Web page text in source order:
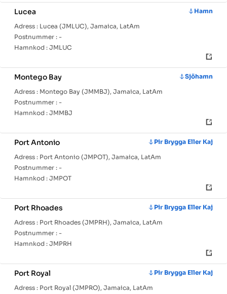
Lucea
Hamn
Adress : Lucea (JMLUC), Jamaica, LatAm
Postnummer : -
Hamnkod : JMLUC
Montego Bay
Sjöhamn
Adress : Montego Bay (JMMBJ), Jamaica, LatAm
Postnummer : -
Hamnkod : JMMBJ
Port Antonio
Pir Brygga Eller Kaj
Adress : Port Antonio (JMPOT), Jamaica, LatAm
Postnummer : -
Hamnkod : JMPOT
Port Rhoades
Pir Brygga Eller Kaj
Adress : Port Rhoades (JMPRH), Jamaica, LatAm
Postnummer : -
Hamnkod : JMPRH
Port Royal
Pir Brygga Eller Kaj
Adress : Port Royal (JMPRO), Jamaica, LatAm